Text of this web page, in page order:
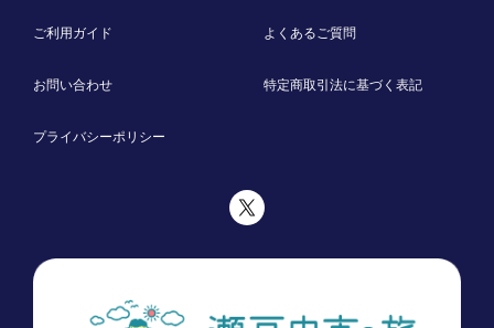
ご利用ガイド よくあるご質問
お問い合わせ 特定商取引法に基づく表記
プライバシーポリシー